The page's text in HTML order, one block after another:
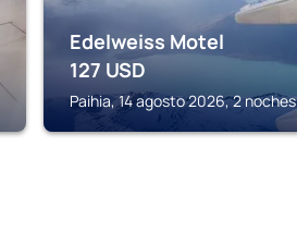
Edelweiss Motel
127 USD
Paihia, 14 agosto 2026, 2 noches